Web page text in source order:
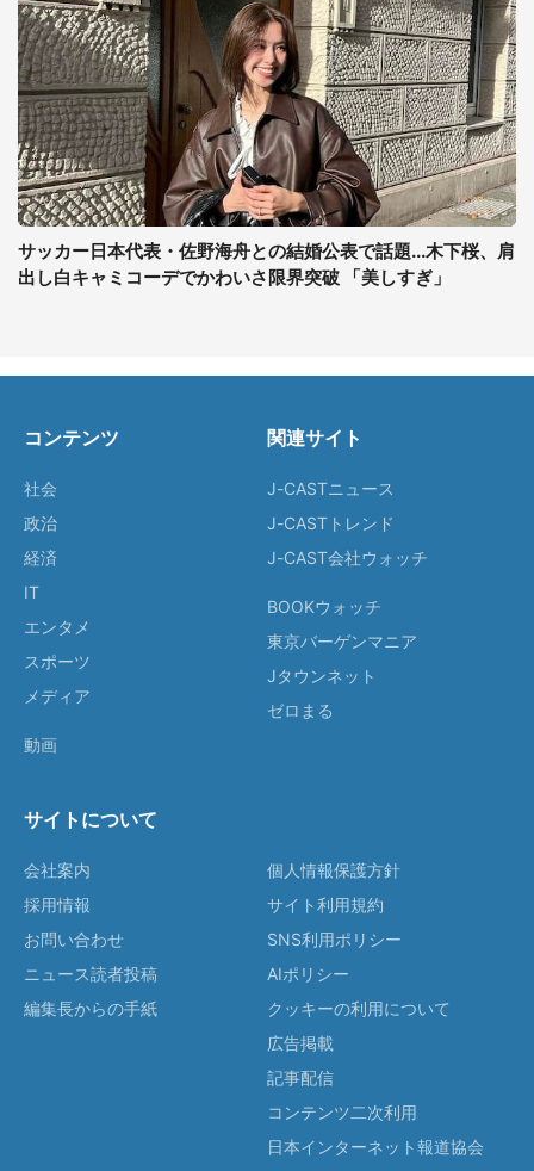
サッカー日本代表・佐野海舟との結婚公表で話題...木下桜、肩
出し白キャミコーデでかわいさ限界突破 「美しすぎ」
コンテンツ
社会
政治
経済
IT
エンタメ
スポーツ
メディア
動画
関連サイト
J-CASTニュース
J-CASTトレンド
J-CAST会社ウォッチ
BOOKウォッチ
東京バーゲンマニア
Jタウンネット
ゼロまる
サイトについて
会社案内
採用情報
お問い合わせ
ニュース読者投稿
編集長からの手紙
個人情報保護方針
サイト利用規約
SNS利用ポリシー
AIポリシー
クッキーの利用について
広告掲載
記事配信
コンテンツ二次利用
日本インターネット報道協会